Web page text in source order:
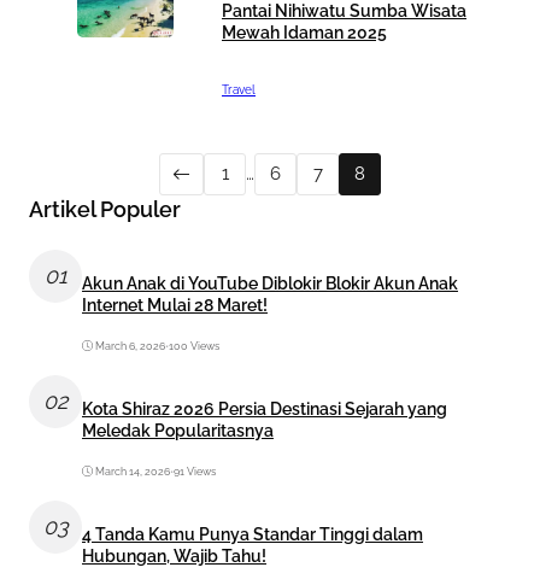
Pantai Nihiwatu Sumba Wisata
Mewah Idaman 2025
Travel
1 … 6 7 8
Artikel Populer
01
Akun Anak di YouTube Diblokir Blokir Akun Anak
Internet Mulai 28 Maret!
March 6, 2026•100 Views
02
Kota Shiraz 2026 Persia Destinasi Sejarah yang
Meledak Popularitasnya
March 14, 2026•91 Views
03
4 Tanda Kamu Punya Standar Tinggi dalam
Hubungan, Wajib Tahu!